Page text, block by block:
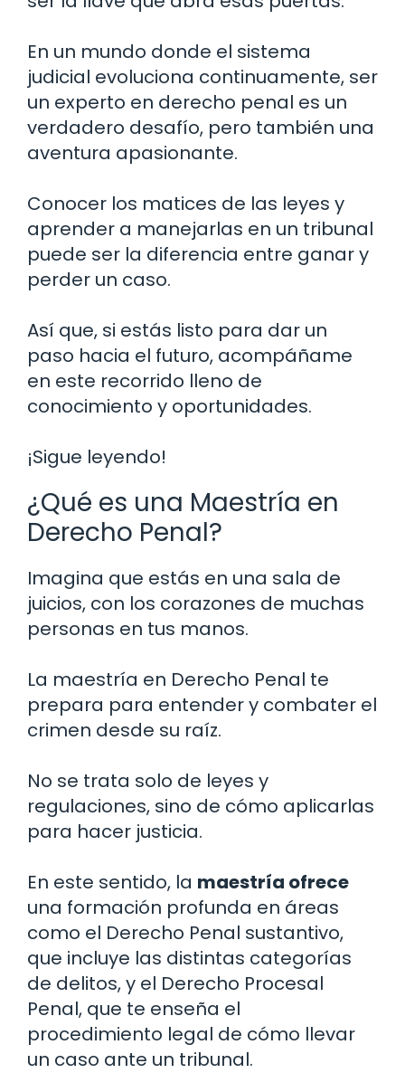
En un mundo donde el sistema
judicial evoluciona continuamente, ser
un experto en derecho penal es un
verdadero desafío, pero también una
aventura apasionante.
Conocer los matices de las leyes y
aprender a manejarlas en un tribunal
puede ser la diferencia entre ganar y
perder un caso.
Así que, si estás listo para dar un
paso hacia el futuro, acompáñame
en este recorrido lleno de
conocimiento y oportunidades.
¡Sigue leyendo!
¿Qué es una Maestría en
Derecho Penal?
Imagina que estás en una sala de
juicios, con los corazones de muchas
personas en tus manos.
La maestría en Derecho Penal te
prepara para entender y combater el
crimen desde su raíz.
No se trata solo de leyes y
regulaciones, sino de cómo aplicarlas
para hacer justicia.
En este sentido, la maestría ofrece
una formación profunda en áreas
como el Derecho Penal sustantivo,
que incluye las distintas categorías
de delitos, y el Derecho Procesal
Penal, que te enseña el
procedimiento legal de cómo llevar
un caso ante un tribunal.